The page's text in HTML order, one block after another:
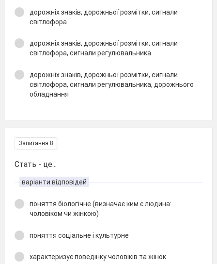
дорожніх знаків, дорожньої розмітки, сигнали
світлофора
дорожніх знаків, дорожньої розмітки, сигнали
світлофора, сигнали регулювальника
дорожніх знаків, дорожньої розмітки, сигнали
світлофора, сигнали регулювальника, дорожнього
обладнання
Запитання 8
Стать - це...
варіанти відповідей
поняття біологічне (визначає ким є людина:
чоловіком чи жінкою)
поняття соціальне і культурне
характеризує поведінку чоловіків та жінок